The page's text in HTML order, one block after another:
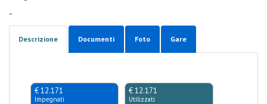
-
Descrizione Documenti Foto Gare
€ 12.171
Impegnati
€ 12.171
Utilizzati